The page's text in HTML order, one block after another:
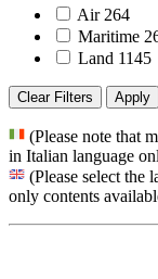
Air 264
Maritime
Land 1145
Clear Filters Apply
(Please note that
in Italian language
(Please select the
only contents